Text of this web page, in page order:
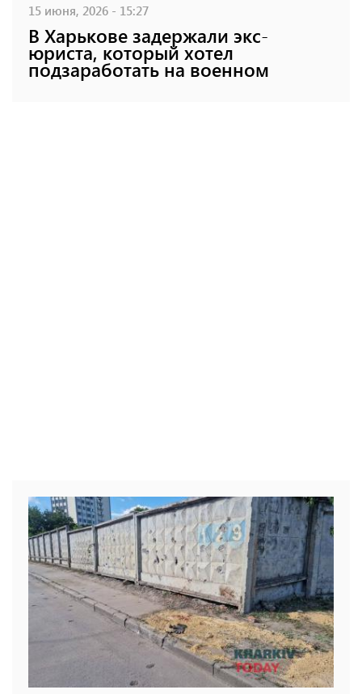
15 июня, 2026 - 15:27
В Харькове задержали экс-
юриста, который хотел
подзаработать на военном